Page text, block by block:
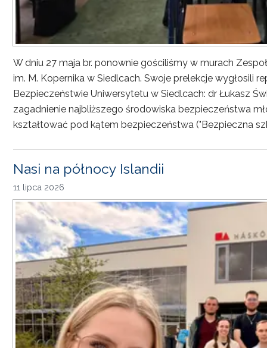
W dniu 27 maja br. ponownie gościliśmy w murach
im. M. Kopernika w Siedlcach. Swoje prelekcje wygłosili
Bezpieczeństwie Uniwersytetu w Siedlcach: dr Łukasz
zagadnienie najbliższego środowiska bezpieczeństwa
kształtować pod kątem bezpieczeństwa ("Bezpieczna
Nasi na północy Islandii
11 lipca 2026